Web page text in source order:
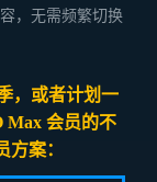
，无需频繁切换
，或者计划一
Max 会员的不
案：